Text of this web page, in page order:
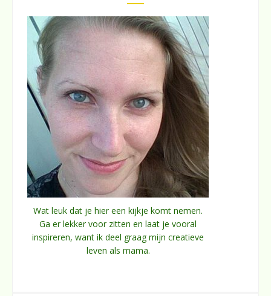
Wat leuk dat je hier een kijkje komt nemen.
Ga er lekker voor zitten en laat je vooral
inspireren, want ik deel graag mijn creatieve
leven als mama.